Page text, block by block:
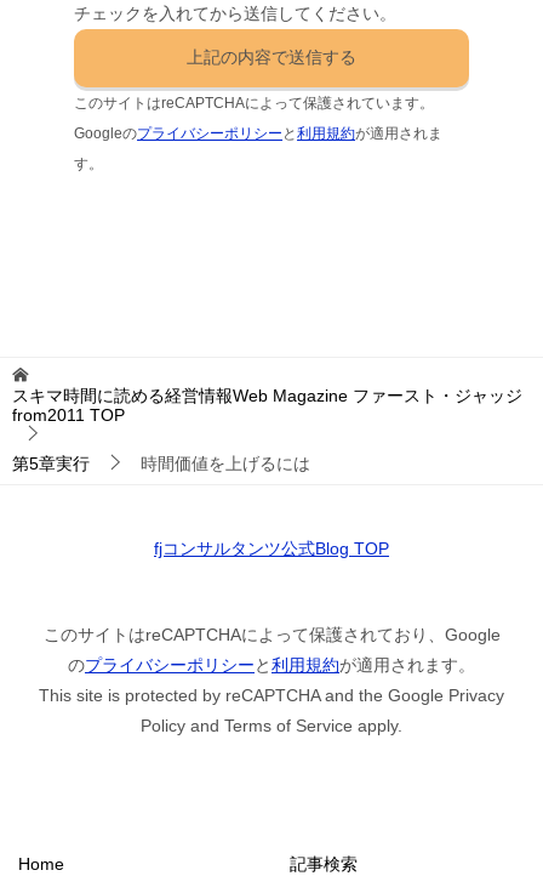
チェックを入れてから送信してください。
このサイトはreCAPTCHAによって保護されています。
Googleのプライバシーポリシー と利用規約が適用されま
す。
スキマ時間に読める経営情報Web Magazine ファースト・ジャッジ
from2011 TOP
第5章実行 時間価値を上げるには
fjコンサルタンツ公式Blog TOP
このサイトはreCAPTCHAによって保護されており、Google
のプライバシーポリシーと利用規約が適用されます。
This site is protected by reCAPTCHA and the Google Privacy
Policy and Terms of Service apply.
Home 記事検索